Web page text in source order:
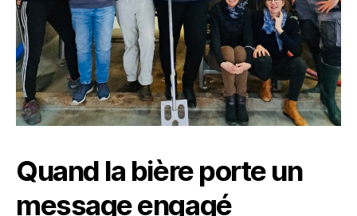
Quand la bière porte un
message engagé